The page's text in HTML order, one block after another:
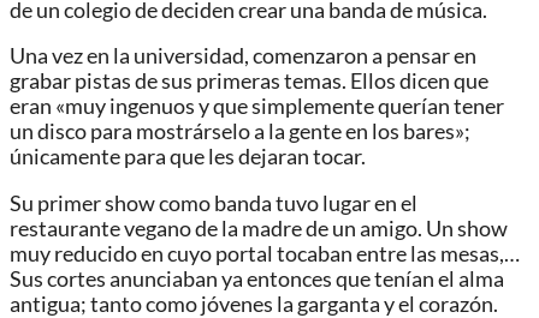
de un colegio de deciden crear una banda de música.
Una vez en la universidad, comenzaron a pensar en
grabar pistas de sus primeras temas. Ellos dicen que
eran «muy ingenuos y que simplemente querían tener
un disco para mostrárselo a la gente en los bares»;
únicamente para que les dejaran tocar.
Su primer show como banda tuvo lugar en el
restaurante vegano de la madre de un amigo. Un show
muy reducido en cuyo portal tocaban entre las mesas,…
Sus cortes anunciaban ya entonces que tenían el alma
antigua; tanto como jóvenes la garganta y el corazón.